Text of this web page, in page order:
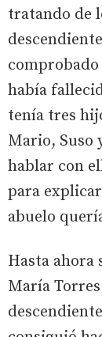
tratando de
había
tenía tres
Mario, Suso
hablar con
para
abuelo
Hasta ahora
María